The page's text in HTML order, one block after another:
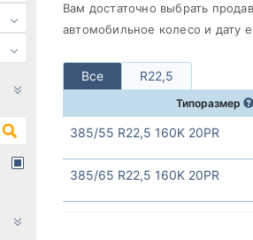
Вам достаточно выбрать
автомобильное колесо и дату
Все R22,5
Типоразмер
385/55 R22,5 160K 20PR
385/65 R22,5 160K 20PR